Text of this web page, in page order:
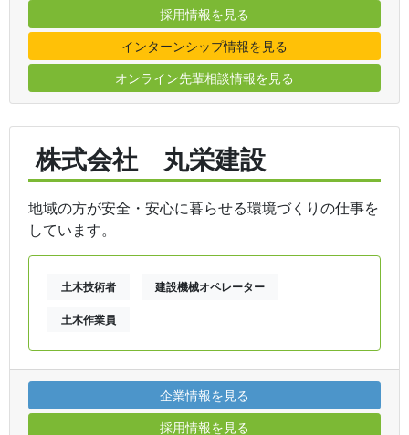
採用情報を見る
インターンシップ情報を見る
オンライン先輩相談情報を見る
株式会社 丸栄建設
地域の方が安全・安心に暮らせる環境づくりの仕事を
しています。
土木技術者 建設機械オペレーター
土木作業員
企業情報を見る
採用情報を見る